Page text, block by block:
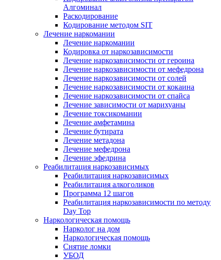
Алгоминал
Раскодирование
Кодирование методом SIT
Лечение наркомании
Лечение наркомании
Кодировка от наркозависимости
Лечение наркозависимости от героина
Лечение наркозависимости от мефедрона
Лечение наркозависимости от солей
Лечение наркозависимости от кокаина
Лечение наркозависимости от спайса
Лечение зависимости от марихуаны
Лечение токсикомании
Лечение амфетамина
Лечение бутирата
Лечение метадона
Лечение мефедрона
Лечение эфедрина
Реабилитация наркозависимых
Реабилитация наркозависимых
Реабилитация алкоголиков
Программа 12 шагов
Реабилитация наркозависимости по методу
Day Top
Наркологическая помощь
Нарколог на дом
Наркологическая помощь
Снятие ломки
УБОД